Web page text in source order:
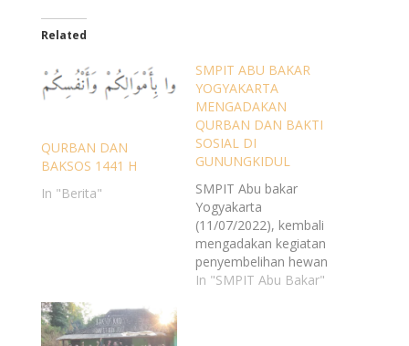
Related
QURBAN DAN
BAKSOS 1441 H
In "Berita"
SMPIT ABU BAKAR
YOGYAKARTA
MENGADAKAN
QURBAN DAN BAKTI
SOSIAL DI
GUNUNGKIDUL
SMPIT Abu bakar
Yogyakarta
(11/07/2022), kembali
mengadakan kegiatan
penyembelihan hewan
qurban dan Bakti
In "SMPIT Abu Bakar"